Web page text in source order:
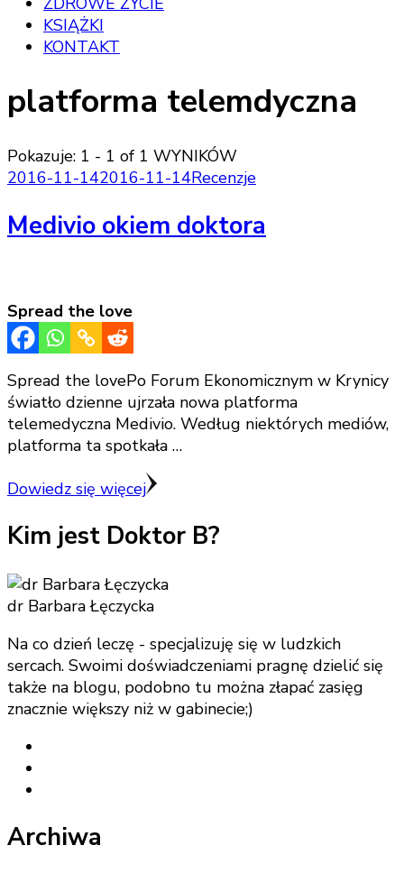
KSIĄŻKI
KONTAKT
platforma telemdyczna
Pokazuje: 1 - 1 of 1 WYNIKÓW
2016-11-142016-11-14Recenzje
Medivio okiem doktora
Spread the love
Spread the lovePo Forum Ekonomicznym w Krynicy
światło dzienne ujrzała nowa platforma
telemedyczna Medivio. Według niektórych mediów,
platforma ta spotkała …
Dowiedz się więcej
Kim jest Doktor B?
dr Barbara Łęczycka
Na co dzień leczę - specjalizuję się w ludzkich
sercach. Swoimi doświadczeniami pragnę dzielić się
także na blogu, podobno tu można złapać zasięg
znacznie większy niż w gabinecie;)
Archiwa